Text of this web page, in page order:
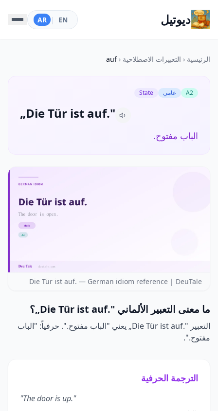
ديوتيل EN
|
AR
الرئيسية ‹ التعبيرات الاصطلاحية ‹
auf
A2 عامي State
„Die Tür ist auf."
الباب مفتوح.
Die Tür ist auf. — German idiom reference | DeuTale
ما معنى التعبير الألماني „Die Tür ist auf."؟
التعبير „Die Tür ist auf." يعني "الباب مفتوح.". حرفياً: "الباب
مفتوح.".
الترجمة الحرفية
"The door is up."